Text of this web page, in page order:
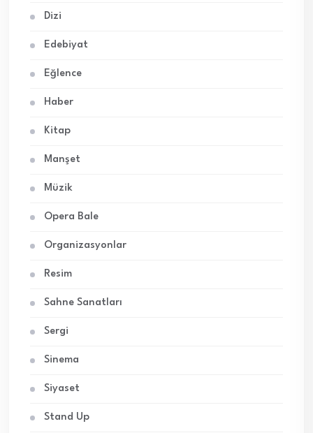
Dizi
Edebiyat
Eğlence
Haber
Kitap
Manşet
Müzik
Opera Bale
Organizasyonlar
Resim
Sahne Sanatları
Sergi
Sinema
Siyaset
Stand Up